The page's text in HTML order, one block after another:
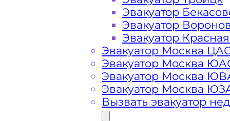
услуг
эвакуатора в
Гигирёво
Эвакуатор
Эвакуатор
Эвакуатор
Эвакуатор Москва
Эвакуатор Москва
Эвакуатор Москва
Эвакуатор Москва
Вызвать эвакуатор